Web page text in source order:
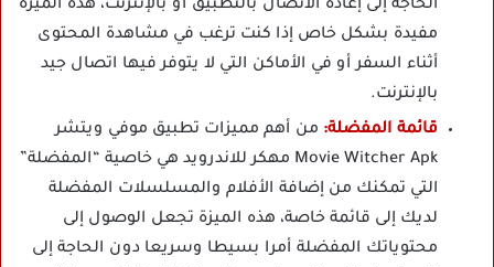
الحاجة إلى إعادة الاتصال بالتطبيق أو بالإنترنت، هذه الميزة
مفيدة بشكل خاص إذا كنت ترغب في مشاهدة المحتوى
أثناء السفر أو في الأماكن التي لا يتوفر فيها اتصال جيد
بالإنترنت.
قائمة المفضلة: من أهم مميزات تطبيق موفي ويتشر
Movie Witcher Apk مهكر للاندرويد هي خاصية “المفضلة”
التي تمكنك من إضافة الأفلام والمسلسلات المفضلة
لديك إلى قائمة خاصة، هذه الميزة تجعل الوصول إلى
محتوياتك المفضلة أمرا بسيطا وسريعا دون الحاجة إلى